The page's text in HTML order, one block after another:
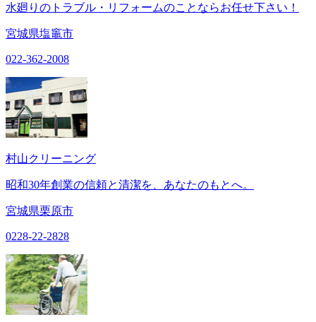
水廻りのトラブル・リフォームのことならお任せ下さい！
宮城県塩竈市
022-362-2008
村山クリーニング
昭和30年創業の信頼と清潔を、あなたのもとへ。
宮城県栗原市
0228-22-2828